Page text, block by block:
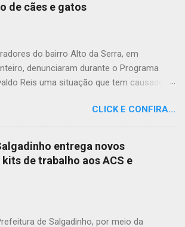
de cães e gatos
do bairro Alto da Serra, em
denunciaram durante o Programa
Reis uma situação que tem causado
estariam sendo envenenados na
provocando mortes marcadas
intenso sofrimento dos animais. De acordo
uma moradora, os casos vêm se
CLICK E CONFIRA...
entrega novos
de trabalho aos ACS e
de Salgadinho, por meio da